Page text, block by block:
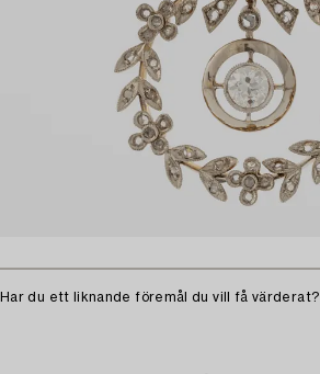
Har du ett liknande föremål du vill få värderat?